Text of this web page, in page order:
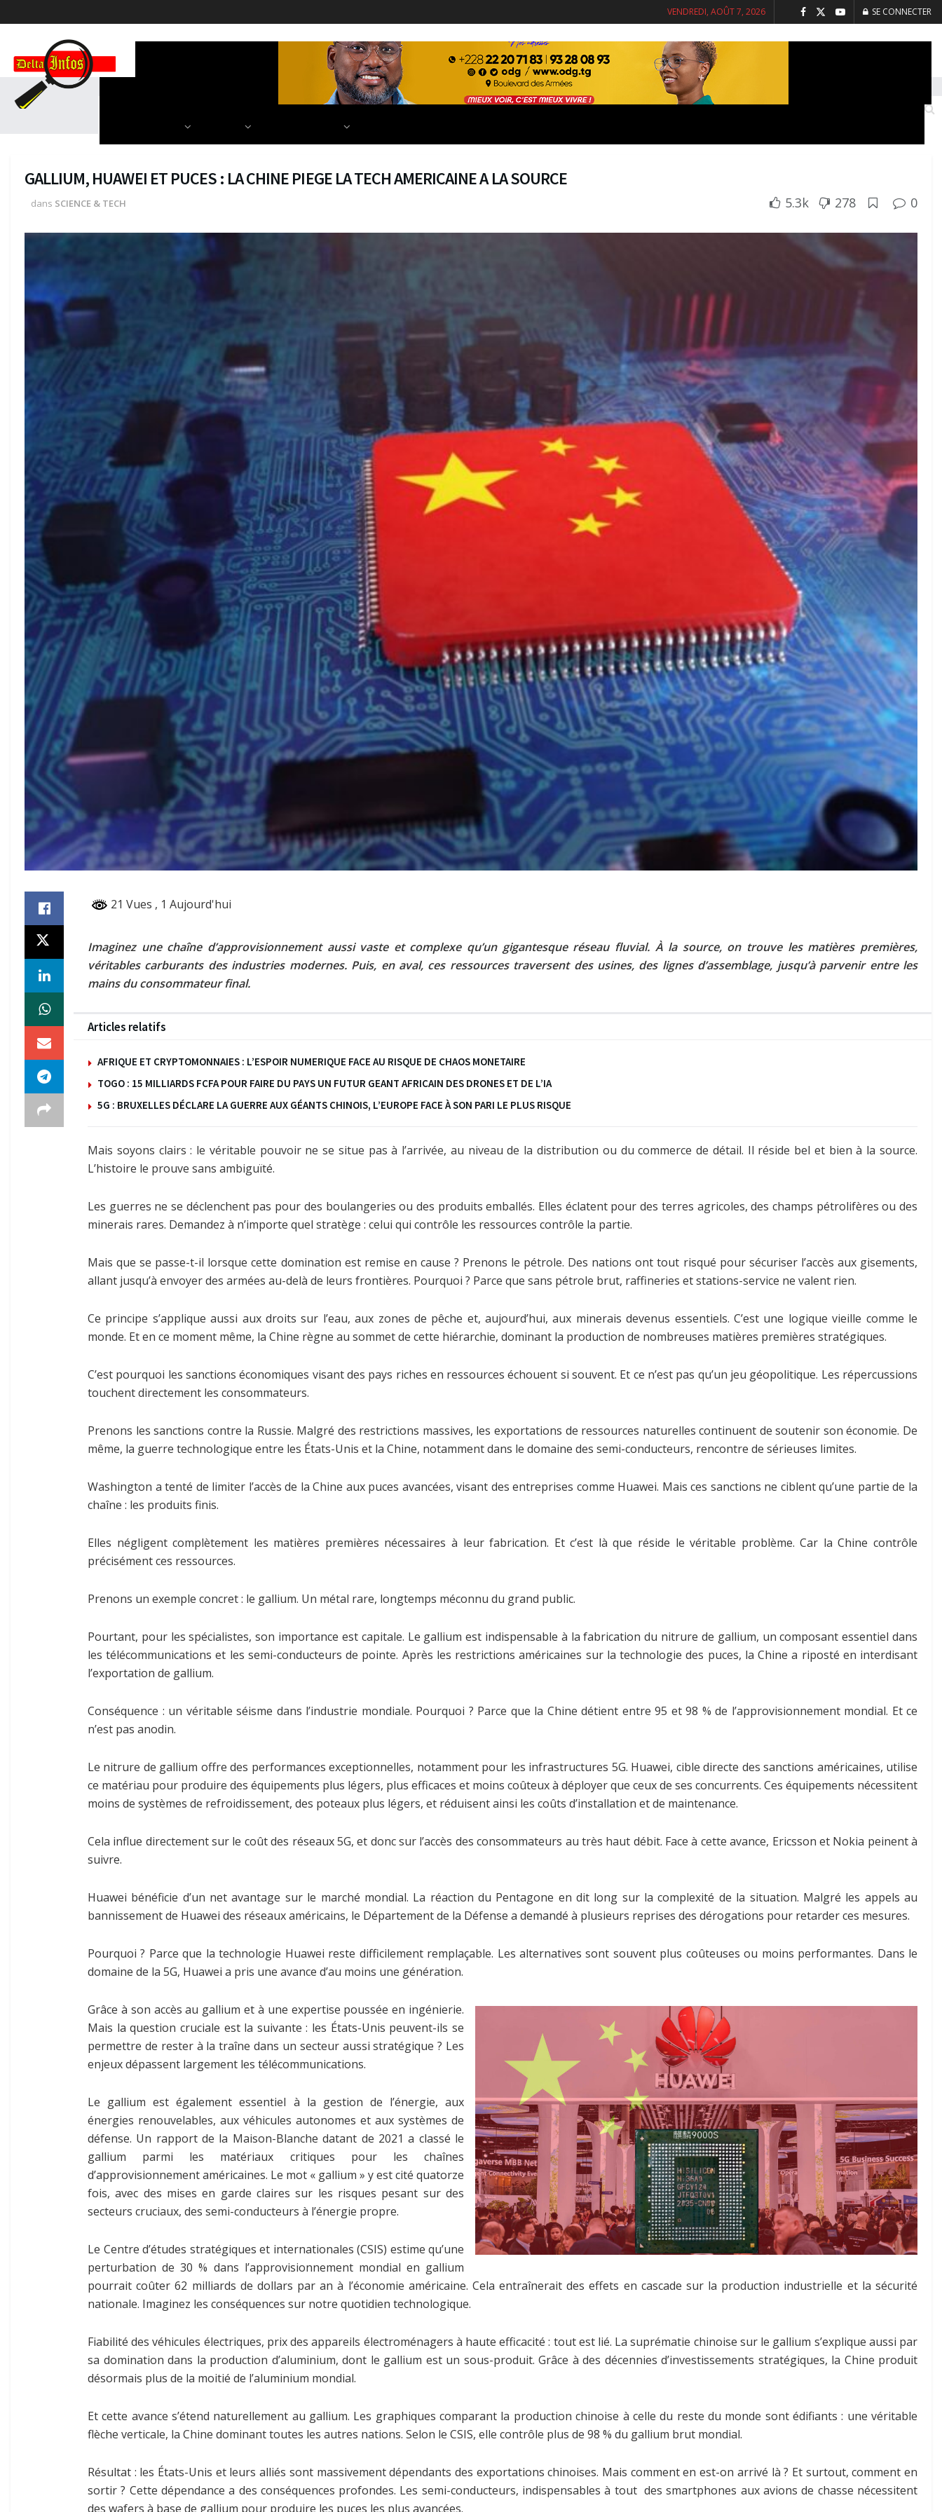
VENDREDI, AOÛT 7, 2026 SE CONNECTER
ECONOMIE FINANCE DÉVELOPPEMENT EDUCATION INTERVIEWS SANTE
GALLIUM, HUAWEI ET PUCES : LA CHINE PIEGE LA TECH AMERICAINE A LA SOURCE
dans SCIENCE & TECH 5.3k 278 0
21 Vues , 1 Aujourd'hui
Imaginez une chaîne d’approvisionnement aussi vaste et complexe qu’un gigantesque réseau fluvial. À la source, on trouve les matières premières,
véritables carburants des industries modernes. Puis, en aval, ces ressources traversent des usines, des lignes d’assemblage, jusqu’à parvenir entre les
mains du consommateur final.
Articles relatifs
AFRIQUE ET CRYPTOMONNAIES : L’ESPOIR NUMERIQUE FACE AU RISQUE DE CHAOS MONETAIRE
TOGO : 15 MILLIARDS FCFA POUR FAIRE DU PAYS UN FUTUR GEANT AFRICAIN DES DRONES ET DE L’IA
5G : BRUXELLES DÉCLARE LA GUERRE AUX GÉANTS CHINOIS, L’EUROPE FACE À SON PARI LE PLUS RISQUE
Mais soyons clairs : le véritable pouvoir ne se situe pas à l’arrivée, au niveau de la distribution ou du commerce de détail. Il réside bel et bien à la source.
L’histoire le prouve sans ambiguïté.
Les guerres ne se déclenchent pas pour des boulangeries ou des produits emballés. Elles éclatent pour des terres agricoles, des champs pétrolifères ou des
minerais rares. Demandez à n’importe quel stratège : celui qui contrôle les ressources contrôle la partie.
Mais que se passe-t-il lorsque cette domination est remise en cause ? Prenons le pétrole. Des nations ont tout risqué pour sécuriser l’accès aux gisements,
allant jusqu’à envoyer des armées au-delà de leurs frontières. Pourquoi ? Parce que sans pétrole brut, raffineries et stations-service ne valent rien.
Ce principe s’applique aussi aux droits sur l’eau, aux zones de pêche et, aujourd’hui, aux minerais devenus essentiels. C’est une logique vieille comme le
monde. Et en ce moment même, la Chine règne au sommet de cette hiérarchie, dominant la production de nombreuses matières premières stratégiques.
C’est pourquoi les sanctions économiques visant des pays riches en ressources échouent si souvent. Et ce n’est pas qu’un jeu géopolitique. Les répercussions
touchent directement les consommateurs.
Prenons les sanctions contre la Russie. Malgré des restrictions massives, les exportations de ressources naturelles continuent de soutenir son économie. De
même, la guerre technologique entre les États-Unis et la Chine, notamment dans le domaine des semi-conducteurs, rencontre de sérieuses limites.
Washington a tenté de limiter l’accès de la Chine aux puces avancées, visant des entreprises comme Huawei. Mais ces sanctions ne ciblent qu’une partie de la
chaîne : les produits finis.
Elles négligent complètement les matières premières nécessaires à leur fabrication. Et c’est là que réside le véritable problème. Car la Chine contrôle
précisément ces ressources.
Prenons un exemple concret : le gallium. Un métal rare, longtemps méconnu du grand public.
Pourtant, pour les spécialistes, son importance est capitale. Le gallium est indispensable à la fabrication du nitrure de gallium, un composant essentiel dans
les télécommunications et les semi-conducteurs de pointe. Après les restrictions américaines sur la technologie des puces, la Chine a riposté en interdisant
l’exportation de gallium.
Conséquence : un véritable séisme dans l’industrie mondiale. Pourquoi ? Parce que la Chine détient entre 95 et 98 % de l’approvisionnement mondial. Et ce
n’est pas anodin.
Le nitrure de gallium offre des performances exceptionnelles, notamment pour les infrastructures 5G. Huawei, cible directe des sanctions américaines, utilise
ce matériau pour produire des équipements plus légers, plus efficaces et moins coûteux à déployer que ceux de ses concurrents. Ces équipements nécessitent
moins de systèmes de refroidissement, des poteaux plus légers, et réduisent ainsi les coûts d’installation et de maintenance.
Cela influe directement sur le coût des réseaux 5G, et donc sur l’accès des consommateurs au très haut débit. Face à cette avance, Ericsson et Nokia peinent à
suivre.
Huawei bénéficie d’un net avantage sur le marché mondial. La réaction du Pentagone en dit long sur la complexité de la situation. Malgré les appels au
bannissement de Huawei des réseaux américains, le Département de la Défense a demandé à plusieurs reprises des dérogations pour retarder ces mesures.
Pourquoi ? Parce que la technologie Huawei reste difficilement remplaçable. Les alternatives sont souvent plus coûteuses ou moins performantes. Dans le
domaine de la 5G, Huawei a pris une avance d’au moins une génération.
Grâce à son accès au gallium et à une expertise poussée en ingénierie.
Mais la question cruciale est la suivante : les États-Unis peuvent-ils se
permettre de rester à la traîne dans un secteur aussi stratégique ? Les
enjeux dépassent largement les télécommunications.
Le gallium est également essentiel à la gestion de l’énergie, aux
énergies renouvelables, aux véhicules autonomes et aux systèmes de
défense. Un rapport de la Maison-Blanche datant de 2021 a classé le
gallium parmi les matériaux critiques pour les chaînes
d’approvisionnement américaines. Le mot « gallium » y est cité quatorze
fois, avec des mises en garde claires sur les risques pesant sur des
secteurs cruciaux, des semi-conducteurs à l’énergie propre.
Le Centre d’études stratégiques et internationales (CSIS) estime qu’une
perturbation de 30 % dans l’approvisionnement mondial en gallium
pourrait coûter 62 milliards de dollars par an à l’économie américaine. Cela entraînerait des effets en cascade sur la production industrielle et la sécurité
nationale. Imaginez les conséquences sur notre quotidien technologique.
Fiabilité des véhicules électriques, prix des appareils électroménagers à haute efficacité : tout est lié. La suprématie chinoise sur le gallium s’explique aussi par
sa domination dans la production d’aluminium, dont le gallium est un sous-produit. Grâce à des décennies d’investissements stratégiques, la Chine produit
désormais plus de la moitié de l’aluminium mondial.
Et cette avance s’étend naturellement au gallium. Les graphiques comparant la production chinoise à celle du reste du monde sont édifiants : une véritable
flèche verticale, la Chine dominant toutes les autres nations. Selon le CSIS, elle contrôle plus de 98 % du gallium brut mondial.
Résultat : les États-Unis et leurs alliés sont massivement dépendants des exportations chinoises. Mais comment en est-on arrivé là ? Et surtout, comment en
sortir ? Cette dépendance a des conséquences profondes. Les semi-conducteurs, indispensables à tout des smartphones aux avions de chasse nécessitent
des wafers à base de gallium pour produire les puces les plus avancées.